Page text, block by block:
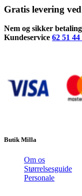
pris
var:
399,95
Gratis levering
Nem og sikker betaling
Kundeservice 62 51 44
Butik Milla
Om os
Størrelsesguide
Personale